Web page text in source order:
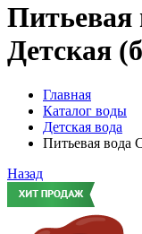
Питьевая
Детская
Главная
Каталог воды
Детская вода
Питьевая вода
Назад